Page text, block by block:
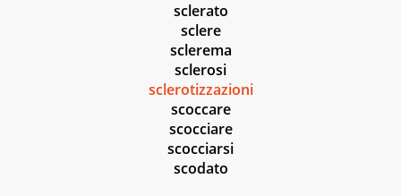
sclerato
sclere
sclerema
sclerosi
sclerotizzazioni
scoccare
scocciare
scocciarsi
scodato